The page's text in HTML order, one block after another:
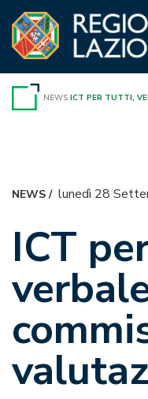
contenuto
NEWS ICT PER TUTTI,
NEWS/ lunedì 28
ICT